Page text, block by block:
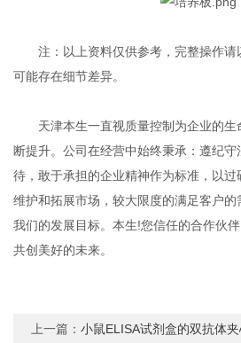
注：以上资料仅供参考，完整操作请
可能存在细节差异‌。
天津本生一直视质量控制为企业的生
断提升。公司在经营中始终秉承：遵纪守
待，敢于承担的企业精神作为标准，以
维护和拓展市场，较大限度的满足客户
我们的发展目标。本生!您信任的合作伙
共创美好的未来。
上一篇：小鼠ELISA试剂盒的双抗体